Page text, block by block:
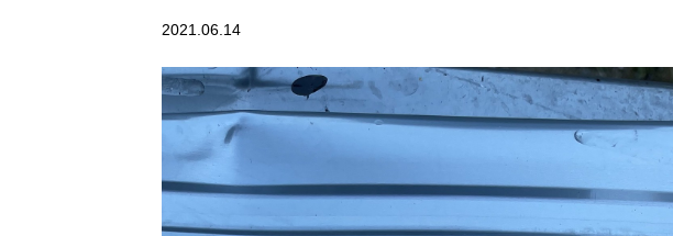
2021.06.14